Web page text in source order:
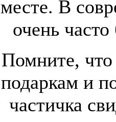
месте. В
очень
Помните,
подаркам и
частичка